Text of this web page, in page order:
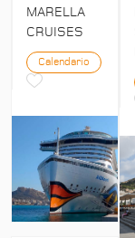
MARELLA
CRUISES
Calendario